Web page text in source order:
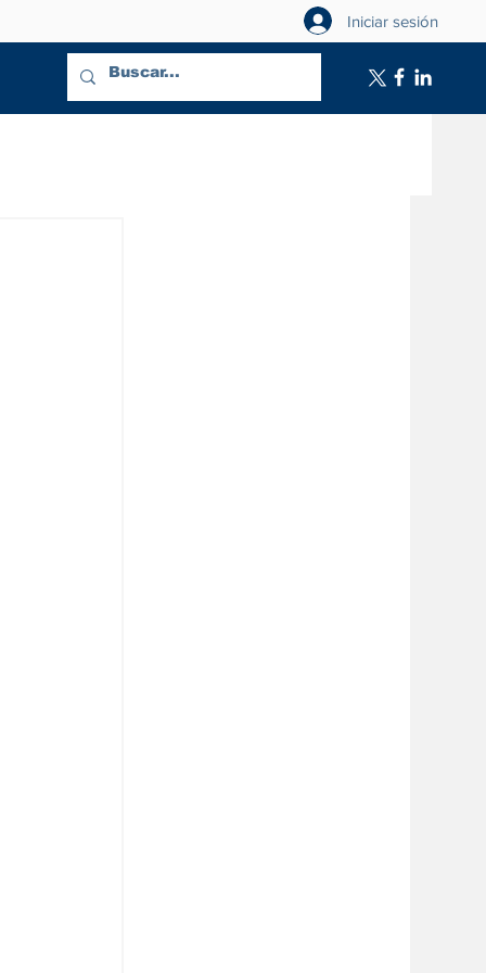
Iniciar sesión